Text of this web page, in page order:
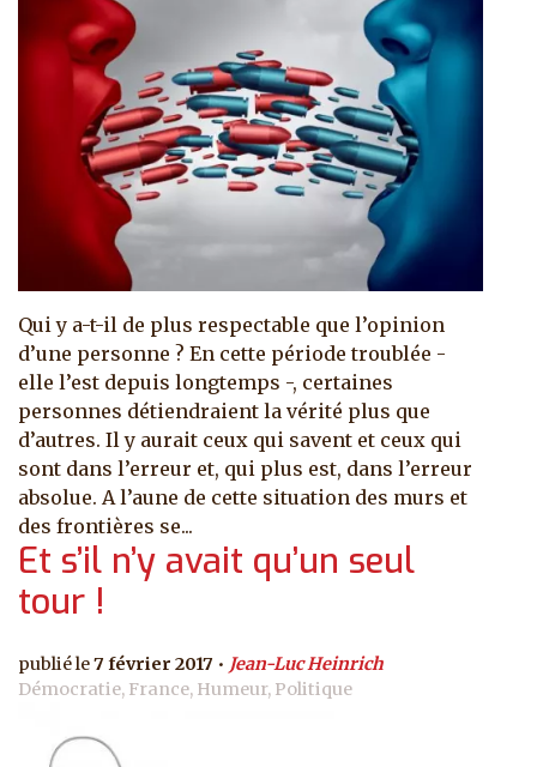
Qui y a-t-il de plus respectable que l’opinion
d’une personne ? En cette période troublée -
elle l’est depuis longtemps -, certaines
personnes détiendraient la vérité plus que
d’autres. Il y aurait ceux qui savent et ceux qui
sont dans l’erreur et, qui plus est, dans l’erreur
absolue. A l’aune de cette situation des murs et
des frontières se...
Et s’il n’y avait qu’un seul
tour !
7 février 2017
Jean-Luc Heinrich
Démocratie, France, Humeur, Politique